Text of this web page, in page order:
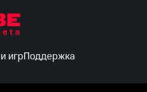
игрПоддержка